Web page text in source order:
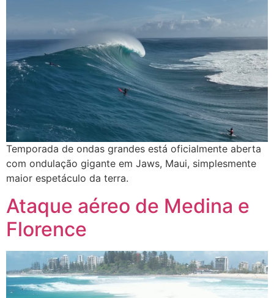
Temporada de ondas grandes está oficialmente aberta
com ondulação gigante em Jaws, Maui, simplesmente
maior espetáculo da terra.
Ataque aéreo de Medina e
Florence